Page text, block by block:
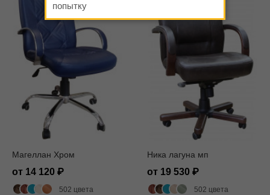
Магеллан Хром
от 14 120
502 цвета
Ника лагуна мп
от 19 530
502 цвета
попытку